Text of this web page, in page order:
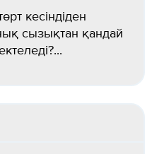
кесіндіден
сызықтан қандай